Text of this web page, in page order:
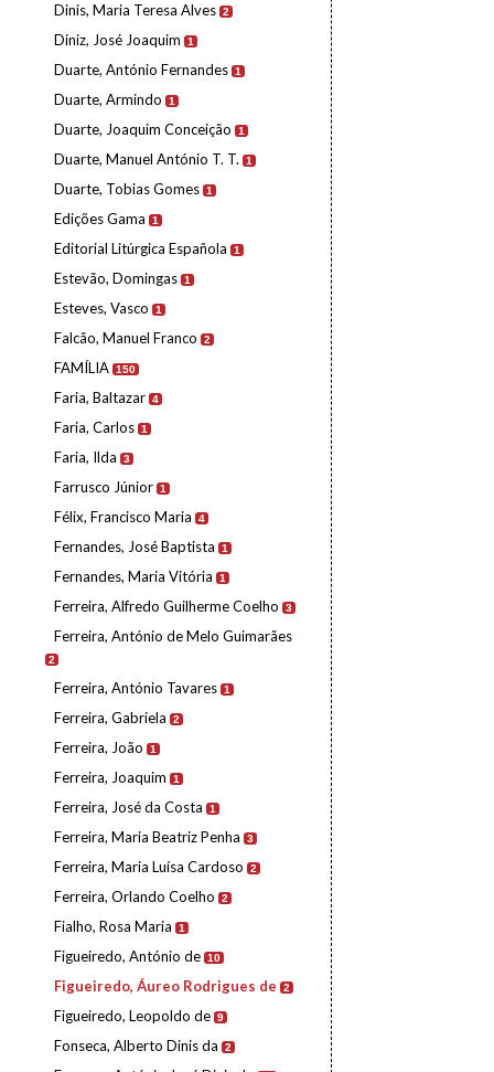
Dinis, Maria Teresa Alves 2
Diniz, José Joaquim 1
Duarte, António Fernandes 1
Duarte, Armindo 1
Duarte, Joaquim Conceição 1
Duarte, Manuel António T. T. 1
Duarte, Tobias Gomes 1
Edições Gama 1
Editorial Litúrgica Española 1
Estevão, Domingas 1
Esteves, Vasco 1
Falcão, Manuel Franco 2
FAMÍLIA 150
Faria, Baltazar 4
Faria, Carlos 1
Faria, Ilda 3
Farrusco Júnior 1
Félix, Francisco Maria 4
Fernandes, José Baptista 1
Fernandes, Maria Vitória 1
Ferreira, Alfredo Guilherme Coelho 3
Ferreira, António de Melo Guimarães
2
Ferreira, António Tavares 1
Ferreira, Gabriela 2
Ferreira, João 1
Ferreira, Joaquim 1
Ferreira, José da Costa 1
Ferreira, Maria Beatriz Penha 3
Ferreira, Maria Luísa Cardoso 2
Ferreira, Orlando Coelho 2
Fialho, Rosa Maria 1
Figueiredo, António de 10
Figueiredo, Áureo Rodrigues de 2
Figueiredo, Leopoldo de 9
Fonseca, Alberto Dinis da 2